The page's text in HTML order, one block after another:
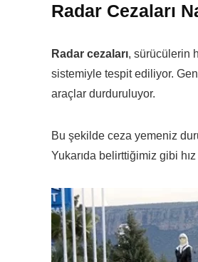
Radar Cezaları
Radar cezaları, sürücülerin
sistemiyle tespit ediliyor.
araçlar durduruluyor.
Bu şekilde ceza yemeniz
Yukarıda belirttiğimiz gibi